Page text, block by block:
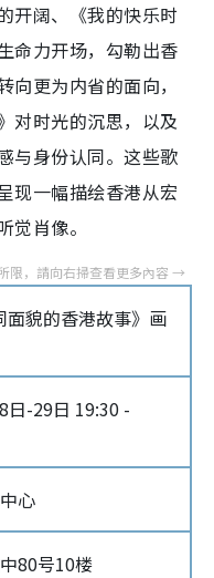
开阔、《我的快乐时
命力开场，勾勒出香
更为内省的面向，
对时光的沉思，以及
与身份认同。这些歌
现一幅描绘香港从宏
肖像。
面貌的香港故事》画
日-29日 19:30 -
心
80号10楼